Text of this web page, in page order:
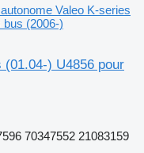
Valeo K-series
bus (2006-)
(01.04-) U4856 pour
70347552 21083159